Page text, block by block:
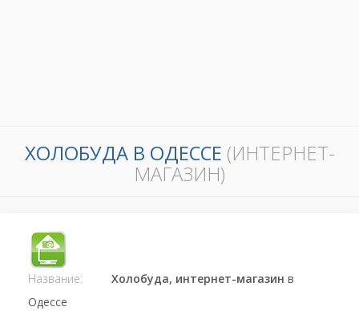
ХОЛОБУДА В ОДЕССЕ (ИНТЕРНЕТ-
МАГАЗИН)
Название: Холобуда, интернет-магазин в
Одессе